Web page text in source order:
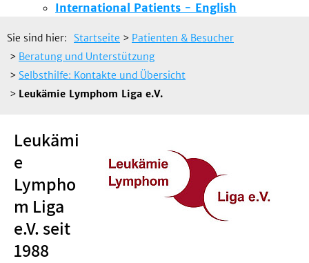
International Patients - English
Sie sind hier: Startseite > Patienten & Besucher
> Beratung und Unterstützung
> Selbsthilfe: Kontakte und Übersicht
> Leukämie Lymphom Liga e.V.
Leukämi
e
Lympho
m Liga
e.V. seit
1988